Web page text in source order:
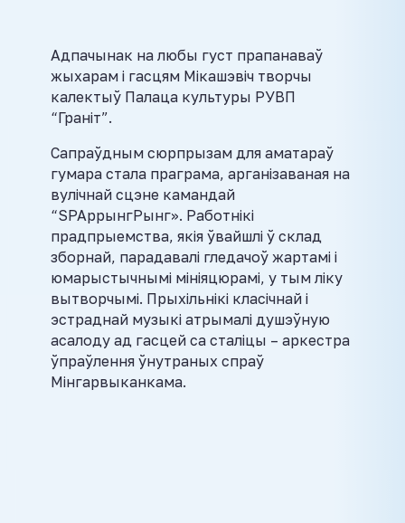
Адпачынак на любы густ прапанаваў
жыхарам і гасцям Мікашэвіч творчы
калектыў Палаца культуры РУВП
“Граніт”.
Сапраўдным сюрпрызам для аматараў
гумара стала праграма, арганізаваная на
вулічнай сцэне камандай
“SPAррынгРынг». Работнікі
прадпрыемства, якія ўвайшлі ў склад
зборнай, парадавалі гледачоў жартамі і
юмарыстычнымі мініяцюрамі, у тым ліку
вытворчымі. Прыхільнікі класічнай і
эстраднай музыкі атрымалі душэўную
асалоду ад гасцей са сталіцы – аркестра
ўпраўлення ўнутраных спраў
Мінгарвыканкама.